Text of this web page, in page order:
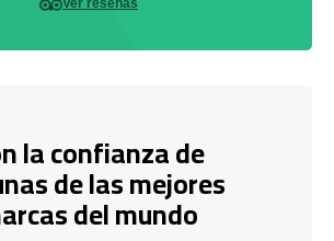
la confianza de
de las mejores
del mundo